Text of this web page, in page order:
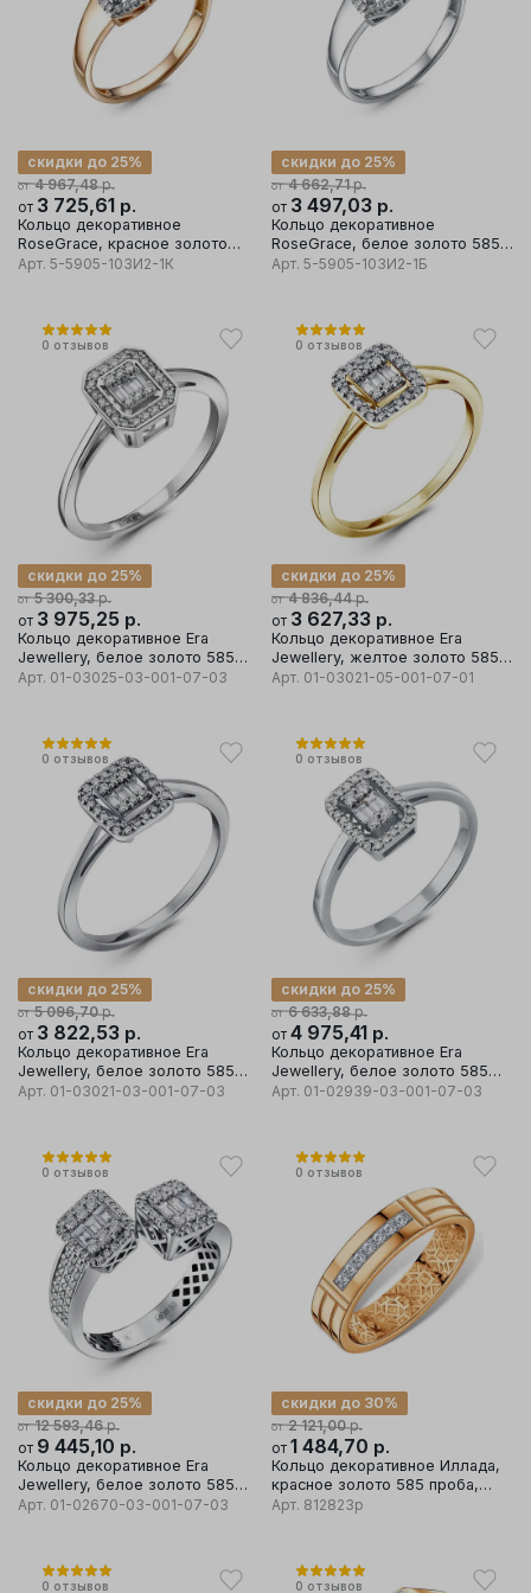
от 4 967,48р.
скидки до 25%
от 3 725,61 р.
Кольцо декоративное
RoseGrace, красное золото
585 проба
Арт. 5-5905-103И2-1К
от 4 662,71р.
скидки до 25%
от 3 497,03 р.
Кольцо декоративное
RoseGrace, белое золото 585
проба
Арт. 5-5905-103И2-1Б
0 отзывов
от 5 300,33р.
скидки до 25%
от 3 975,25 р.
Кольцо декоративное Era
Jewellery, белое золото 585
проба, вставка бриллиант
Арт. 01-03025-03-001-07-03
0 отзывов
от 4 836,44р.
скидки до 25%
от 3 627,33 р.
Кольцо декоративное Era
Jewellery, желтое золото 585
проба, вставка бриллиант
Арт. 01-03021-05-001-07-01
0 отзывов
от 5 096,70р.
скидки до 25%
от 3 822,53 р.
Кольцо декоративное Era
Jewellery, белое золото 585
проба, вставка бриллиант
Арт. 01-03021-03-001-07-03
0 отзывов
от 6 633,88р.
скидки до 25%
от 4 975,41 р.
Кольцо декоративное Era
Jewellery, белое золото 585
проба, вставка бриллиант
Арт. 01-02939-03-001-07-03
0 отзывов
от 12 593,46р.
скидки до 25%
от 9 445,10 р.
Кольцо декоративное Era
Jewellery, белое золото 585
проба, вставка бриллиант
Арт. 01-02670-03-001-07-03
0 отзывов
от 2 121,00р.
скидки до 30%
от 1 484,70 р.
Кольцо декоративное Иллада,
красное золото 585 проба,
вставка фианит
Арт. 812823р
0 отзывов 0 отзывов